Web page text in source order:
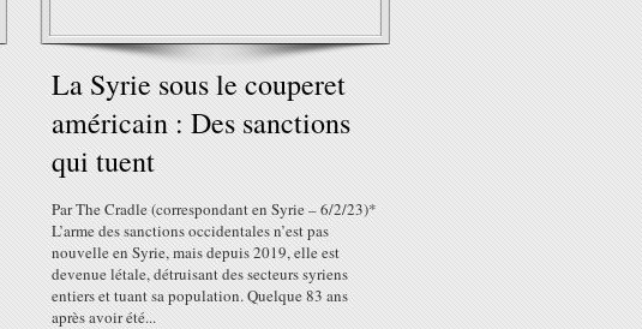
La Syrie sous le couperet
américain : Des sanctions
qui tuent
Par The Cradle (correspondant en Syrie – 6/2/23)*
L’arme des sanctions occidentales n’est pas
nouvelle en Syrie, mais depuis 2019, elle est
devenue létale, détruisant des secteurs syriens
entiers et tuant sa population. Quelque 83 ans
après avoir été...